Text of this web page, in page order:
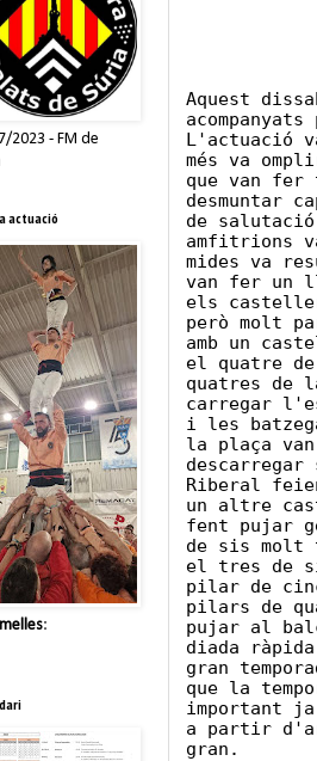
Aquest
L'actuació
més va
que van fer
desmuntar
de
amfitrions
mides va
van fer un
els
però molt
amb un
el quatre
quatres de
carregar
i les
la plaça
Riberal
un altre
fent pujar
de sis molt
el tres de
pilar de
pilars de
pujar al
diada
gran
que la
important
a partir
gran.
2023 - FM de
actuació
: